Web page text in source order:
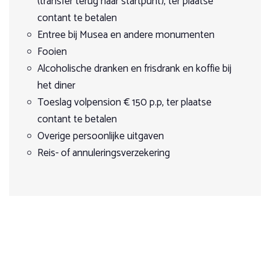
za 20 maart 2027
vr 26 maart 2027
7 Dagen
Op aanvraag
€ 2.090,00
zo 11 april 2027
za 17 april 2027
contant te betalen
Entree bij Musea en andere monumenten
Fooien
Alcoholische dranken en frisdrank en koffie bij
het diner
Toeslag volpension € 150 p.p, ter plaatse
contant te betalen
Overige persoonlijke uitgaven
Reis- of annuleringsverzekering